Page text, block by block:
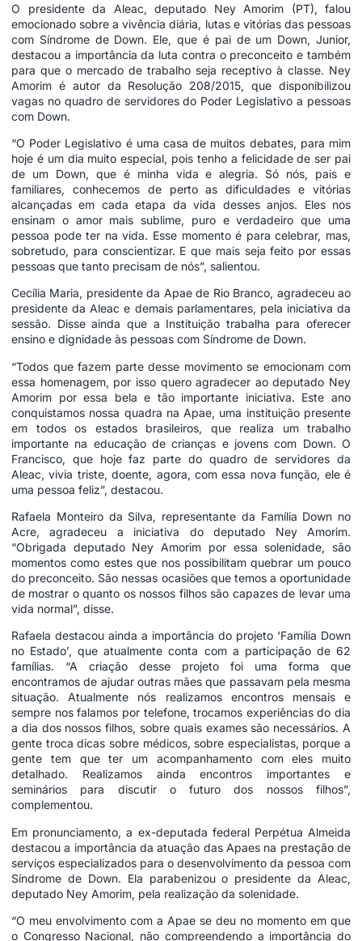
O presidente da Aleac, deputado Ney Amorim (PT), falou
emocionado sobre a vivência diária, lutas e vitórias das pessoas
com Síndrome de Down. Ele, que é pai de um Down, Junior,
destacou a importância da luta contra o preconceito e também
para que o mercado de trabalho seja receptivo à classe. Ney
Amorim é autor da Resolução 208/2015, que disponibilizou
vagas no quadro de servidores do Poder Legislativo a pessoas
com Down.
“O Poder Legislativo é uma casa de muitos debates, para mim
hoje é um dia muito especial, pois tenho a felicidade de ser pai
de um Down, que é minha vida e alegria. Só nós, pais e
familiares, conhecemos de perto as dificuldades e vitórias
alcançadas em cada etapa da vida desses anjos. Eles nos
ensinam o amor mais sublime, puro e verdadeiro que uma
pessoa pode ter na vida. Esse momento é para celebrar, mas,
sobretudo, para conscientizar. E que mais seja feito por essas
pessoas que tanto precisam de nós”, salientou.
Cecília Maria, presidente da Apae de Rio Branco, agradeceu ao
presidente da Aleac e demais parlamentares, pela iniciativa da
sessão. Disse ainda que a Instituição trabalha para oferecer
ensino e dignidade às pessoas com Síndrome de Down.
“Todos que fazem parte desse movimento se emocionam com
essa homenagem, por isso quero agradecer ao deputado Ney
Amorim por essa bela e tão importante iniciativa. Este ano
conquistamos nossa quadra na Apae, uma instituição presente
em todos os estados brasileiros, que realiza um trabalho
importante na educação de crianças e jovens com Down. O
Francisco, que hoje faz parte do quadro de servidores da
Aleac, vivia triste, doente, agora, com essa nova função, ele é
uma pessoa feliz”, destacou.
Rafaela Monteiro da Silva, representante da Família Down no
Acre, agradeceu a iniciativa do deputado Ney Amorim.
“Obrigada deputado Ney Amorim por essa solenidade, são
momentos como estes que nos possibilitam quebrar um pouco
do preconceito. São nessas ocasiões que temos a oportunidade
de mostrar o quanto os nossos filhos são capazes de levar uma
vida normal”, disse.
Rafaela destacou ainda a importância do projeto ‘Família Down
no Estado’, que atualmente conta com a participação de 62
famílias. “A criação desse projeto foi uma forma que
encontramos de ajudar outras mães que passavam pela mesma
situação. Atualmente nós realizamos encontros mensais e
sempre nos falamos por telefone, trocamos experiências do dia
a dia dos nossos filhos, sobre quais exames são necessários. A
gente troca dicas sobre médicos, sobre especialistas, porque a
gente tem que ter um acompanhamento com eles muito
detalhado. Realizamos ainda encontros importantes e
seminários para discutir o futuro dos nossos filhos”,
complementou.
Em pronunciamento, a ex-deputada federal Perpétua Almeida
destacou a importância da atuação das Apaes na prestação de
serviços especializados para o desenvolvimento da pessoa com
Síndrome de Down. Ela parabenizou o presidente da Aleac,
deputado Ney Amorim, pela realização da solenidade.
“O meu envolvimento com a Apae se deu no momento em que
o Congresso Nacional, não compreendendo a importância do